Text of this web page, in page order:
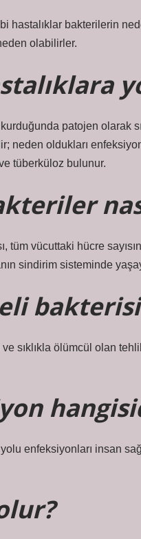
bakterilerin
olabilirler.
patojen olarak
neden oldukları
tüberküloz bulunur.
tüm vücuttaki hücre
sindirim sisteminde
sıklıkla ölümcül olan
enfeksiyonları insan